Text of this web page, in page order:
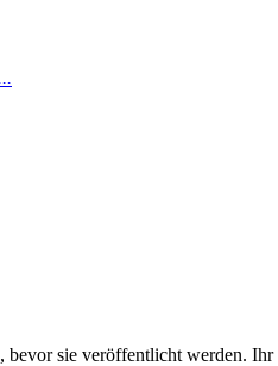
sie veröffentlicht werden.